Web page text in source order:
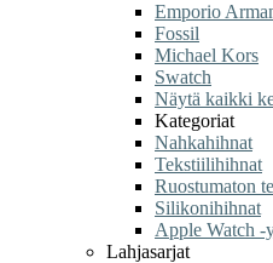
Emporio
Fossil
Michael Kors
Swatch
Näytä kaikki
Kategoriat
Nahkahihnat
Tekstiilihihnat
Ruostumaton
Silikonihihnat
Apple Watch -
Lahjasarjat